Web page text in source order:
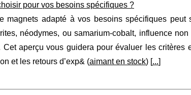
pour vos besoins spécifiques ?
magnets adapté à vos besoins spécifiques
néodymes, ou samarium-cobalt, influence
Cet aperçu vous guidera pour évaluer les critères
et les retours d’exp& (aimant en stock) [...]